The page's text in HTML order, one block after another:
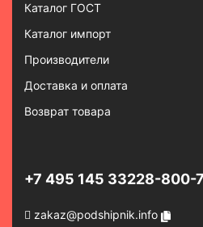
Каталог ГОСТ
Каталог импорт
Производители
Доставка и оплата
Возврат товара
+7 495 145 33228-800-
zakaz@podshipnik.info